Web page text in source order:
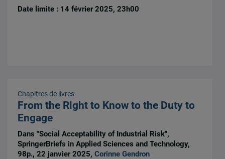
Date limite : 14 février 2025, 23h00
Chapitres de livres
From the Right to Know to the Duty to
Engage
Dans "Social Acceptability of Industrial Risk",
SpringerBriefs in Applied Sciences and Technology,
98p., 22 janvier 2025,Corinne Gendron